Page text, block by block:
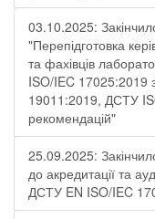
03.10.2025:
"Перепідготовка
та фахівців
ISO/IEC
19011:2019, ДСТУ
рекомендацій"
25.09.2025:
до акредитації та
ДСТУ EN ISO/IEC